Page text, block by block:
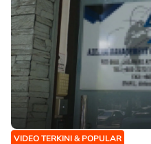
VIDEO TERKINI & POPULAR